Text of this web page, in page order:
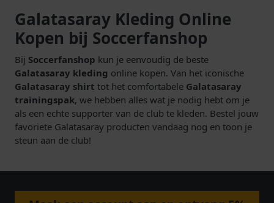
Galatasaray Kleding Online
Kopen bij Soccerfanshop
Bij Soccerfanshop kun je eenvoudig de beste
Galatasaray kleding online kopen. Van het iconische
Galatasaray shirt tot het comfortabele Galatasaray
trainingspak, we hebben alles wat je nodig hebt om je
als een echte supporter van de club te kleden. Bestel jouw
favoriete Galatasaray producten vandaag nog en toon je
steun aan de club!